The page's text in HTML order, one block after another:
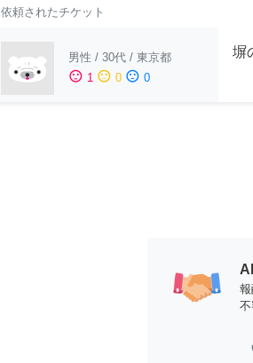
依頼されたチケット
男性 / 30代 / 東京都
sentiment_satisfied 1 sentiment_neutral 0 sentiment_dissatisfied 0
塀